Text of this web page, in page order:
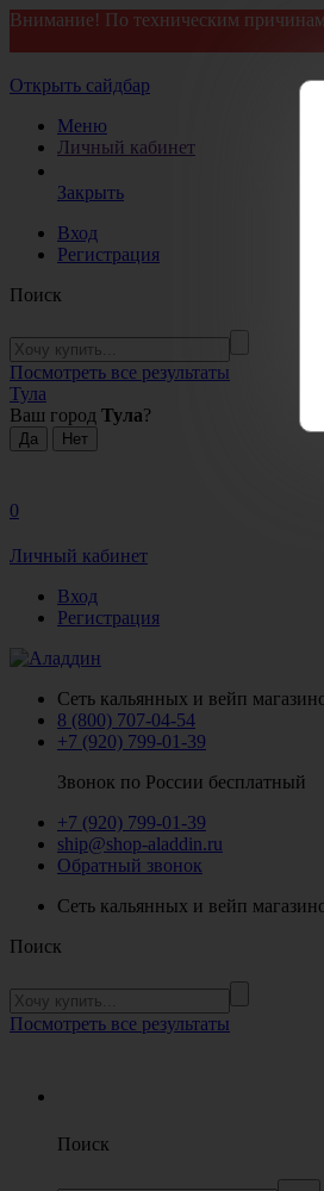
Внимание! По техническим
Открыть сайдбар
Меню
Личный кабинет
Закрыть
Вход
Регистрация
Поиск
Посмотреть все результаты
Тула
Ваш город Тула?
0
Личный кабинет
Вход
Регистрация
Сеть кальянных и вейп
8 (800) 707-04-54
+7 (920) 799-01-39
Звонок по России бесплатный
+7 (920) 799-01-39
ship@shop-aladdin.ru
Обратный звонок
Сеть кальянных и вейп
Поиск
Посмотреть все результаты
Поиск